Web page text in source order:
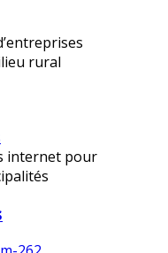
rural
internet pour